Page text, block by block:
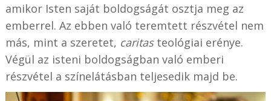
amikor Isten saját boldogságát osztja meg az
emberrel. Az ebben való teremtett részvétel nem
más, mint a szeretet, caritasteológiai erénye.
Végül az isteni boldogságban való emberi
részvétel a színelátásban teljesedik majd be.